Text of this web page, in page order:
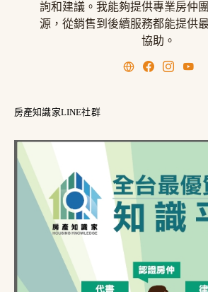
詢和建議。我能夠提供專業房仲
源，從銷售到後續服務都能提供
協助。
房產知識家LINE社群